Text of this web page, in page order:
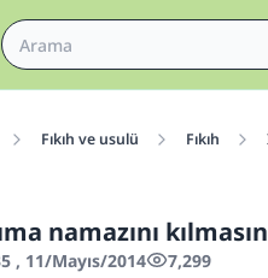
Fıkıh ve usulü Fıkıh
namazını
, 11/Mayıs/2014 7,299